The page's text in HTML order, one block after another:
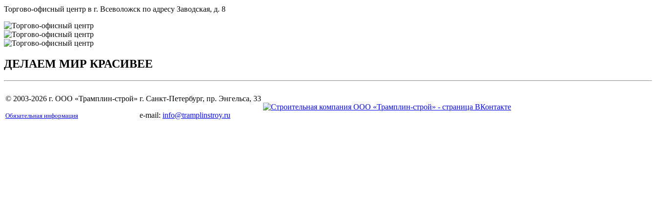
Торгово-офисный центр в г. Всеволожск по адресу Заводская, д. 8
ДЕЛАЕМ МИР КРАСИВЕЕ
© 2003-2026 г. ООО «Трамплин-cтрой»
Обязательная информация
г. Санкт-Петербург, пр. Энгельса, 33
e-mail: info@tramplinstroy.ru